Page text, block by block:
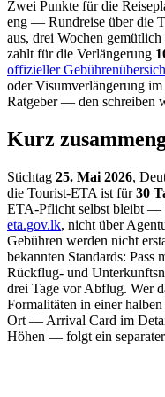
Zwei Punkte für die
eng — Rundreise über die
aus, drei Wochen
zahlt für die Verlängerung
offizieller
oder Visumverlängerung
Ratgeber — den schreiben
Kurz
Stichtag 25. Mai 2026,
die Tourist-ETA ist für30
ETA-Pflicht selbst bleibt —
eta.gov.lk, nicht über
Gebühren werden nicht
bekannten Standards: Pass
Rückflug- und
drei Tage vor Abflug. Wer
Formalitäten in einer
Ort — Arrival Card im
Höhen — folgt ein separater